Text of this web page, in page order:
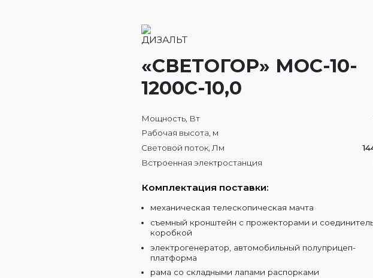
«СВЕТОГОР» МОС-10-
1200С-10,0
Мощность, Вт
Рабочая высота, м
Световой поток, Лм
Встроенная электростанция
Комплектация поставки:
механическая телескопическая мачта
съемный кронштейн с прожекторами и
коробкой
электрогенератор, автомобильный полуприцеп-
платформа
рама со складными лапами распорками